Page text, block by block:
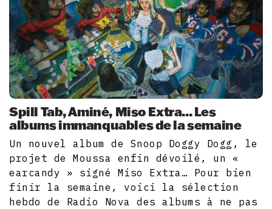
Spill Tab, Aminé, Miso Extra... Les
albums immanquables de la semaine
Un nouvel album de Snoop Doggy Dogg, le
projet de Moussa enfin dévoilé, un «
earcandy » signé Miso Extra… Pour bien
finir la semaine, voici la sélection
hebdo de Radio Nova des albums à ne pas